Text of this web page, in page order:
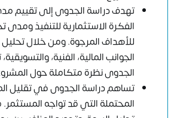
تهدف دراسة الجدوى إلى تقييم
الفكرة الاستثمارية للتنفيذ ومدى
للأهداف المرجوة. ومن خلال
الجوانب المالية، الفنية،
الجدوى نظرة متكاملة حول
تساهم دراسة الجدوى في تقليل
المحتملة التي قد تواجه